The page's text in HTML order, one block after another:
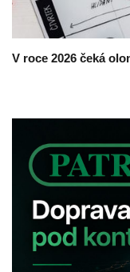
V roce 2026 čeká